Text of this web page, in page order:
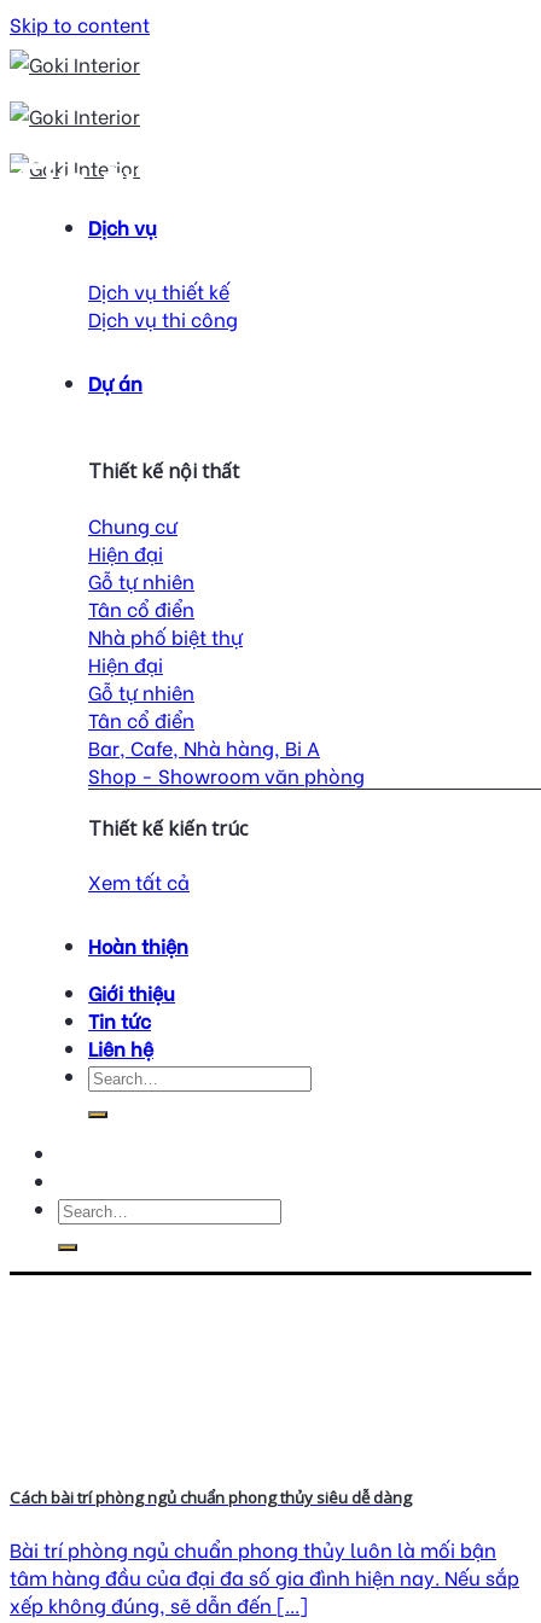
Skip to content
Dịch vụ
Dịch vụ thiết kế
Dịch vụ thi công
Dự án
Thiết kế nội thất
Chung cư
Hiện đại
Gỗ tự nhiên
Tân cổ điển
Nhà phố biệt thự
Hiện đại
Gỗ tự nhiên
Tân cổ điển
Bar, Cafe, Nhà hàng, Bi A
Shop - Showroom văn phòng
Thiết kế kiến trúc
Xem tất cả
Hoàn thiện
Giới thiệu
Tin tức
Liên hệ
Tin tức
Cách bài trí phòng ngủ chuẩn phong thủy siêu dễ dàng
Bài trí phòng ngủ chuẩn phong thủy luôn là mối bận
tâm hàng đầu của đại đa số gia đình hiện nay. Nếu sắp
xếp không đúng, sẽ dẫn đến [...]